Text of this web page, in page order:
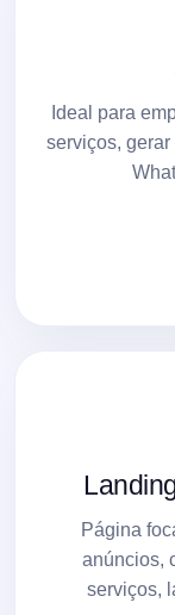
Ideal para
serviços,
Página
anúncios,
serviços,